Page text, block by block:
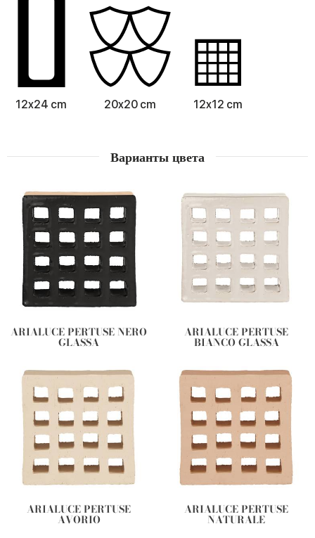
12x24 cm 20x20 cm 12x12 cm
Варианты цвета
ARIALUCE PERTUSE NERO
GLASSA
ARIALUCE PERTUSE
BIANCO GLASSA
ARIALUCE PERTUSE
AVORIO
ARIALUCE PERTUSE
NATURALE